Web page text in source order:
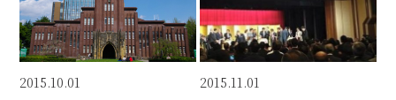
k
2015.10.01
2015.11.01